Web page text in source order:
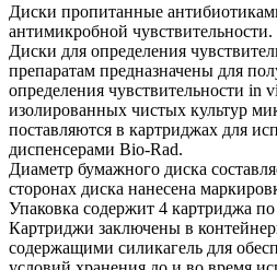
Диски пропитанные
антимикробной чувствительности.
Диски для определения
препаратам предназначены для
определения чувствительности in
изолированных чистых культур
поставляются в картриджах для
диспенсерами Bio-Rad.
Диаметр бумажного диска
сторонах диска нанесена
Упаковка содержит 4 картриджа
Картриджи заключены в
содержащими силикагель для